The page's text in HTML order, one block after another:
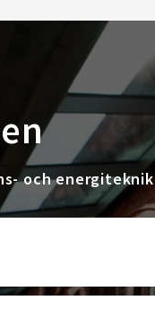
och energiteknik